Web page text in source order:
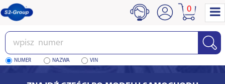
Wpisz
numer
NUMER NAZWA VIN
0